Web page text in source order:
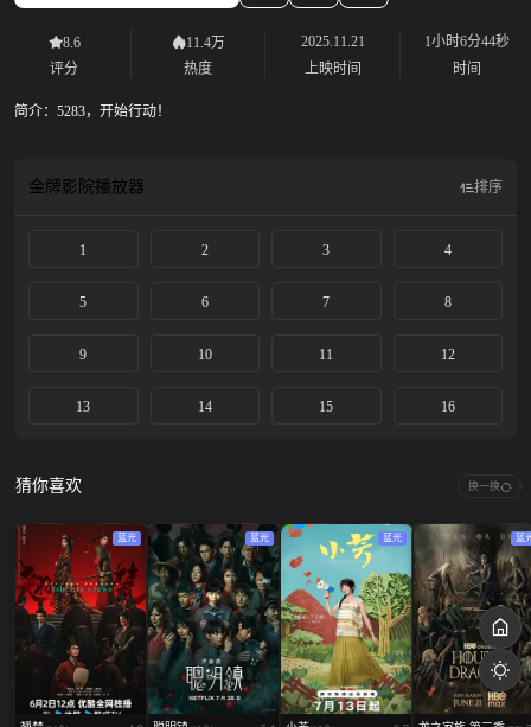
8.6
评分
11.4万
热度
2025.11.21
上映时间
1小时6分44秒
时间
简介： 5283，开始行动！
金牌影院播放器 排序
1 2 3 4
5 6 7 8
9 10 11 12
13 14 15 16
猜你喜欢 换一换
蓝光 蓝光 蓝光 蓝